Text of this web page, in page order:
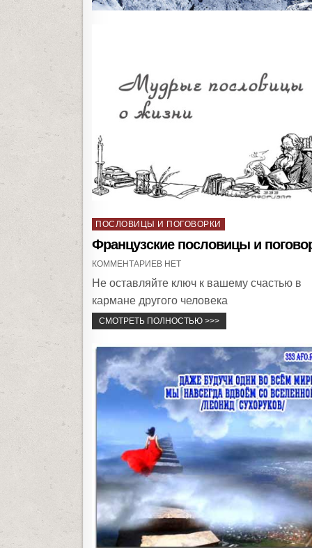
P
o
s
d
i
n
ПОСЛОВИЦЫ И ПОГОВОРКИ
Французские пословицы и
КОММЕНТАРИЕВ НЕТ
Не оставляйте ключ к вашему счастью в
кармане другого человека
СМОТРЕТЬ ПОЛНОСТЬЮ >>>